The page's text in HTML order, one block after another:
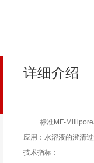
详细介绍
标准MF-
应用：水溶液的澄清
技术指标：